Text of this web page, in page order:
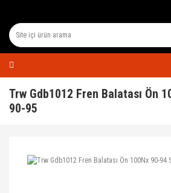
Trw Gdb1012 Fren Balatası Ön
90-95